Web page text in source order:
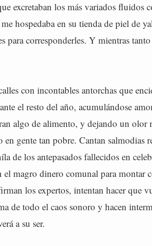
excretaban los más variados fluidos
hospedaba en su tienda de piel de
para corresponderles. Y mientras
con incontables antorchas que
el resto del año, acumulándose
algo de alimento, y dejando un olor
en gente tan pobre. Cantan salmodias
de los antepasados fallecidos en
el magro dinero comunal para montar
los expertos, intentan hacer que
de todo el caos sonoro y hacen
a su ser.